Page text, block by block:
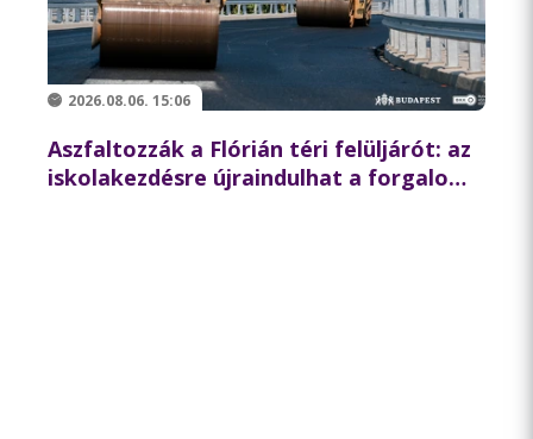
2026.08.06. 15:06
Aszfaltozzák a Flórián téri felüljárót: az
iskolakezdésre újraindulhat a forgalom